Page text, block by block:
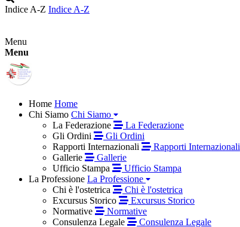
Indice A-Z Indice A-Z
Menu
Menu
Home Home
Chi Siamo Chi Siamo
La Federazione
La Federazione
Gli Ordini
Gli Ordini
Rapporti Internazionali
Rapporti Internazionali
Gallerie
Gallerie
Ufficio Stampa
Ufficio Stampa
La Professione La Professione
Chi è l'ostetrica
Chi è l'ostetrica
Excursus Storico
Excursus Storico
Normative
Normative
Consulenza Legale
Consulenza Legale